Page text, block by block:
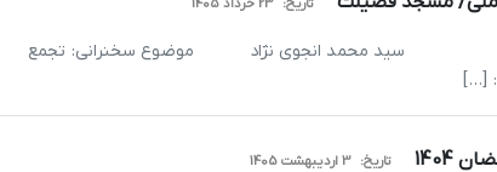
تاریخ: 23 خرداد 1405
انجوی نژاد موضوع سخنرانی: تجمع
[…]
تاریخ: 3 اردیبهشت 1405